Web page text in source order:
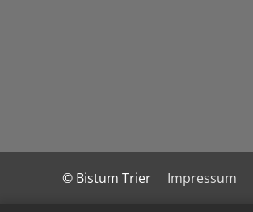
© Bistum Trier Impressum